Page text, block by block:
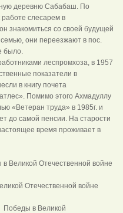
деревню Сабабаш. По
слесарем в
знакомиться со своей будущей
они переезжают в пос.
было.
леспромхоза, в 1957
показатели в
в книгу почета
Помимо этого Ахмадуллу
«Ветеран труда» в 1985г. и
до самой пенсии. На старости
время проживает в
Великой Отечественной войне
Отечественной войне
Победы в Великой